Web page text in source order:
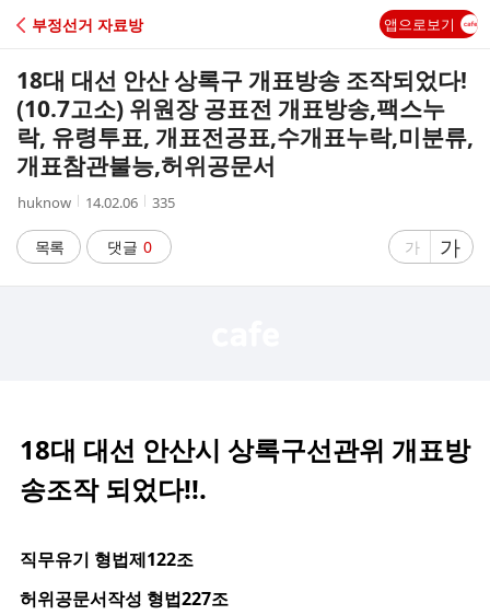
C
A
부정선거 자료방 앱으로보기
18대 대선 안산 상록구 개표방송 조작되었다!
(10.7고소) 위원장 공표전 개표방송,팩스누
락, 유령투표, 개표전공표,수개표누락,미분류,
개표참관불능,허위공문서
작
자
huknow
작
시
간
14.02.06
조
수
335
목록 댓글 0
글
가
글
자
가
18대 대선 안산시 상록구선관위 개표방
송조작 되었다!!.
직무유기 형법제122조
허위공문서작성 형법227조